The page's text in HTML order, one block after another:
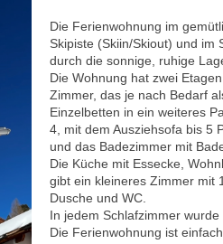
Die Ferienwohnung im
Skipiste (Skiin/Skiout) und im
durch die sonnige, ruhige
Die Wohnung hat zwei
Zimmer, das je nach Bedarf
Einzelbetten in ein weiteres
4, mit dem Ausziehsofa bis 5
und das Badezimmer mit
Die Küche mit Essecke,
gibt ein kleineres Zimmer mit
Dusche und WC.
In jedem Schlafzimmer
Die Ferienwohnung ist